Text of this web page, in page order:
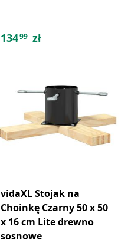
13499 zł
vidaXL Stojak na
Choinkę Czarny 50 x 50
x 16 cm Lite drewno
sosnowe